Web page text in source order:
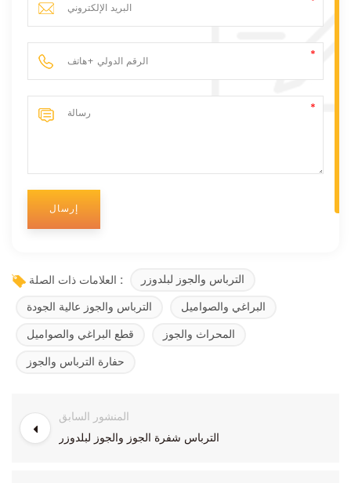
العلامات ذات الصلة :
الترباس والجوز لبلدوزر
الترباس والجوز عالية الجودة
البراغي والصواميل
قطع البراغي والصواميل
المحراث والجوز
حفارة الترباس والجوز
المنشور السابق
الترباس شفرة الجوز والجوز لبلدوزر